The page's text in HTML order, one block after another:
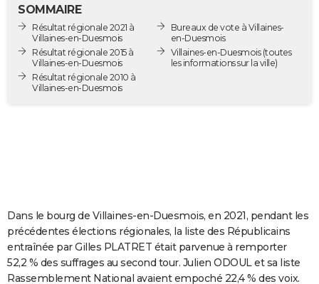
Destinations
City break
Voyage nature
Voyage de noces
Forum
Climat
GUIDES D'ACHAT
BONS PLANS
S'inscrire
Se connecter
Lycées
Collèges
Primaires
Universités
Entreprises
Service militaire
Avis de recherche
AVIS DE DÉCÈS
FORUM
Bricolage
Lifestyle
Culture
Sport
Auto
Television
Voyage
Cinema
SOMMAIRE
Résultat régionale 2021 à
Villaines-en-Duesmois
Résultat régionale 2015 à
Villaines-en-Duesmois
Résultat régionale 2010 à
Villaines-en-Duesmois
Bureaux de vote à Villaines-
en-Duesmois
Villaines-en-Duesmois(toutes
les informations sur la ville)
Dans le bourg de Villaines-en-Duesmois, en 2021, pendant les
précédentes élections régionales, la liste des Républicains
entraînée par Gilles PLATRET était parvenue à remporter
52,2 % des suffrages au second tour. Julien ODOUL et sa liste
Rassemblement National avaient empoché 22,4 % des voix.